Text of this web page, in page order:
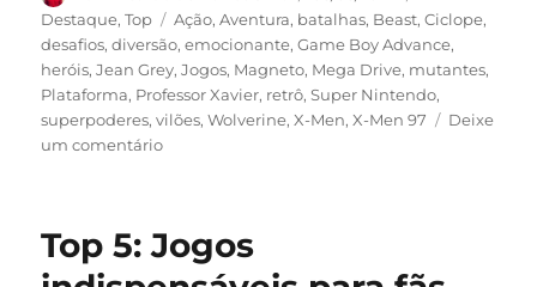
em
Destaque,Top Tags
Ação,Aventura, batalhas, Beast,Ciclope,
desafios,diversão,emocionante,Game Boy Advance,
heróis,Jean Grey,Jogos, Magneto, Mega Drive, mutantes,
Plataforma, Professor Xavier, retrô,Super Nintendo,
superpoderes,vilões,Wolverine,X-Men,X-Men 97
Deixe
um comentárioem
a
Top 5: Jogos